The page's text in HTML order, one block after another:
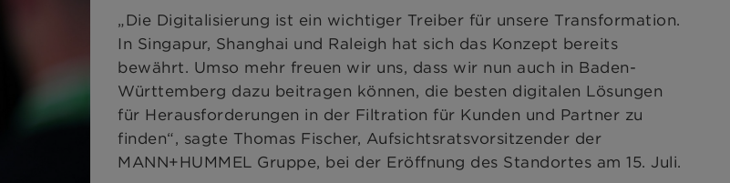
„Die Digitalisierung ist ein wichtiger Treiber für unsere Transformation.
In Singapur, Shanghai und Raleigh hat sich das Konzept bereits
bewährt. Umso mehr freuen wir uns, dass wir nun auch in Baden-
Württemberg dazu beitragen können, die besten digitalen Lösungen
für Herausforderungen in der Filtration für Kunden und Partner zu
finden“, sagte Thomas Fischer, Aufsichtsratsvorsitzender der
MANN+HUMMEL Gruppe, bei der Eröffnung des Standortes am 15. Juli.